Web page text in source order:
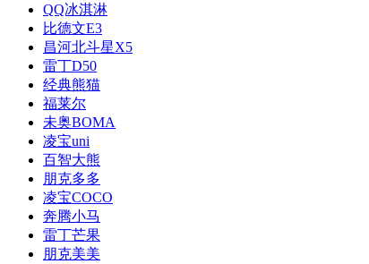
QQ冰淇淋
比德文E3
昌河北斗星X5
雷丁D50
经典熊猫
福莱尔
未奥BOMA
凌宝uni
百智大熊
朋克多多
凌宝COCO
奔腾小马
雷丁芒果
朋克美美